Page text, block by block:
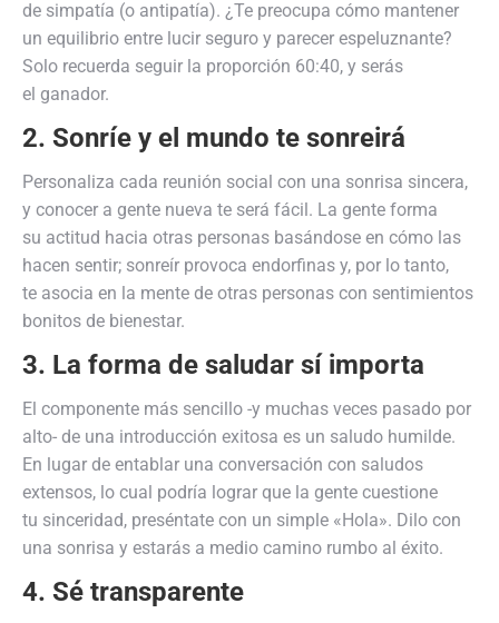
de simpatía (o antipatía). ¿Te preocupa cómo mantener
un equilibrio entre lucir seguro y parecer espeluznante?
Solo recuerda seguir la proporción 60:40, y serás
el ganador.
2. Sonríe y el mundo te sonreirá
Personaliza cada reunión social con una sonrisa sincera,
y conocer a gente nueva te será fácil. La gente forma
su actitud hacia otras personas basándose en cómo las
hacen sentir; sonreír provoca endorfinas y, por lo tanto,
te asocia en la mente de otras personas con sentimientos
bonitos de bienestar.
3. La forma de saludar sí importa
El componente más sencillo -y muchas veces pasado por
alto- de una introducción exitosa es un saludo humilde.
En lugar de entablar una conversación con saludos
extensos, lo cual podría lograr que la gente cuestione
tu sinceridad, preséntate con un simple «Hola». Dilo con
una sonrisa y estarás a medio camino rumbo al éxito.
4. Sé transparente